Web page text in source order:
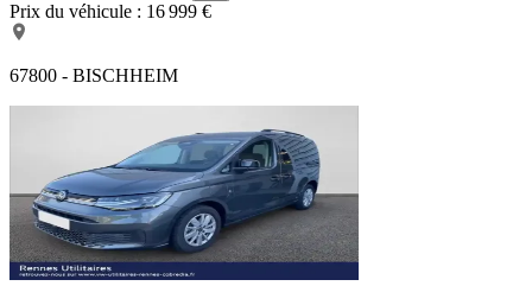
Prix du véhicule : 16 999 €
67800 - BISCHHEIM